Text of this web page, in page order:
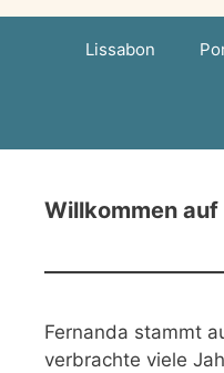
Lissabon
Willkommen auf
Fernanda stammt
verbrachte viele